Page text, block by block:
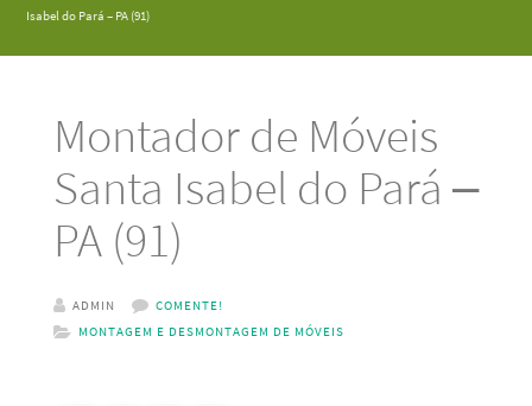
Isabel do Pará – PA (91)
Montador de Móveis
Santa Isabel do Pará –
PA (91)
ADMIN
COMENTE!
MONTAGEM E DESMONTAGEM DE MÓVEIS